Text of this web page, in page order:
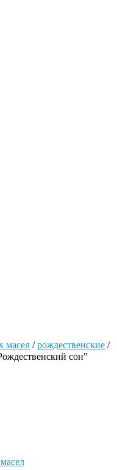
масел / рождественские /
сон"